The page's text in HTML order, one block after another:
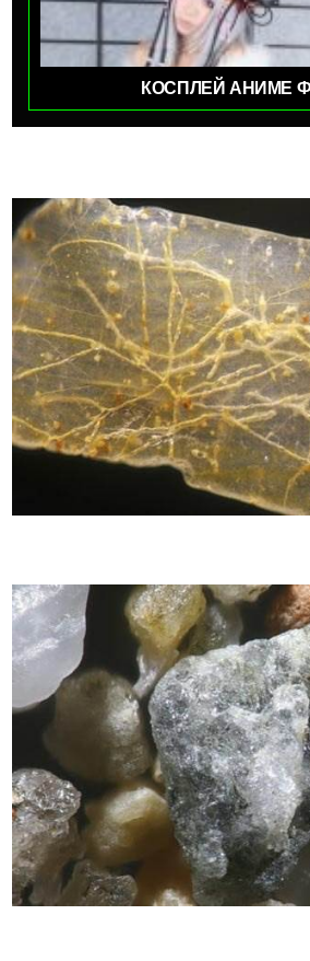
КОСПЛЕЙ АНИМЕ